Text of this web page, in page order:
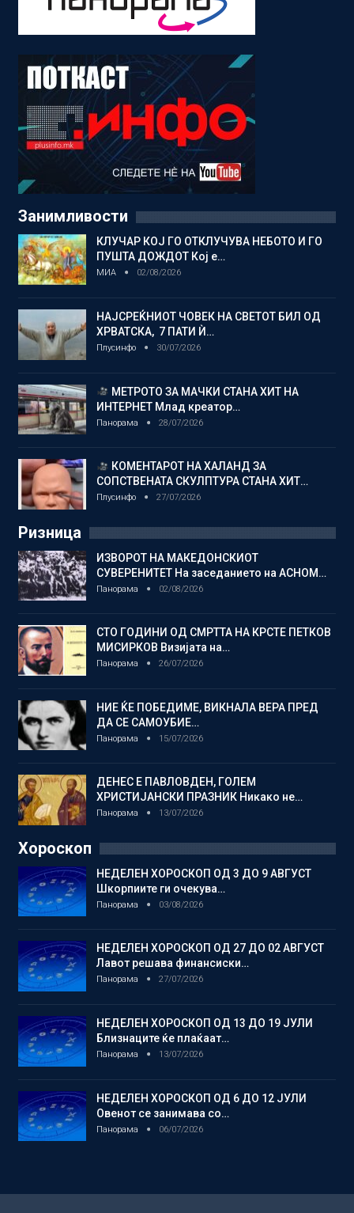
Занимливости
КЛУЧАР КОЈ ГО ОТКЛУЧУВА НЕБОТО И ГО
ПУШТА ДОЖДОТ Кој е…
МИА 02/08/2026
НАЈСРЕЌНИОТ ЧОВЕК НА СВЕТОТ БИЛ ОД
ХРВАТСКА, 7 ПАТИ Ѝ…
Плусинфо 30/07/2026
МЕТРОТО ЗА МАЧКИ СТАНА ХИТ НА
ИНТЕРНЕТ Млад креатор…
Панорама 28/07/2026
КОМЕНТАРОТ НА ХАЛАНД ЗА
СОПСТВЕНАТА СКУЛПТУРА СТАНА ХИТ…
Плусинфо 27/07/2026
Ризница
ИЗВОРОТ НА МАКЕДОНСКИОТ
СУВЕРЕНИТЕТ На заседанието на АСНОМ…
Панорама 02/08/2026
СТО ГОДИНИ ОД СМРТТА НА КРСТЕ ПЕТКОВ
МИСИРКОВ Визијата на…
Панорама 26/07/2026
НИЕ ЌЕ ПОБЕДИМЕ, ВИКНАЛА ВЕРА ПРЕД
ДА СЕ САМОУБИЕ…
Панорама 15/07/2026
ДЕНЕС Е ПАВЛОВДЕН, ГОЛЕМ
ХРИСТИЈАНСКИ ПРАЗНИК Никако не…
Панорама 13/07/2026
Хороскоп
НЕДЕЛЕН ХОРОСКОП ОД 3 ДО 9 АВГУСТ
Шкорпиите ги очекува…
Панорама 03/08/2026
НЕДЕЛЕН ХОРОСКОП ОД 27 ДО 02 АВГУСТ
Лавот решава финансиски…
Панорама 27/07/2026
НЕДЕЛЕН ХОРОСКОП ОД 13 ДО 19 ЈУЛИ
Близнаците ќе плаќаат…
Панорама 13/07/2026
НЕДЕЛЕН ХОРОСКОП ОД 6 ДО 12 ЈУЛИ
Овенот се занимава со…
Панорама 06/07/2026